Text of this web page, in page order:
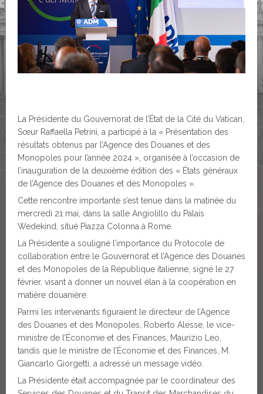
La Présidente du Gouvernorat de l’État de la Cité du Vatican,
Sœur Raffaella Petrini, a participé à la « Présentation des
résultats obtenus par l’Agence des Douanes et des
Monopoles pour l’année 2024 », organisée à l’occasion de
l’inauguration de la deuxième édition des « États généraux
de l’Agence des Douanes et des Monopoles ».
Cette rencontre importante s’est tenue dans la matinée du
mercredi 21 mai, dans la salle Angiolillo du Palais
Wedekind, situé Piazza Colonna à Rome.
La Présidente a souligné l’importance du Protocole de
collaboration entre le Gouvernorat et l’Agence des Douanes
et des Monopoles de la République italienne, signé le 27
février, visant à donner un nouvel élan à la coopération en
matière douanière.
Parmi les intervenants figuraient le directeur de l’Agence
des Douanes et des Monopoles, Roberto Alesse, le vice-
ministre de l’Économie et des Finances, Maurizio Leo,
tandis que le ministre de l’Économie et des Finances, M.
Giancarlo Giorgetti, a adressé un message vidéo.
La Présidente était accompagnée par le coordinateur des